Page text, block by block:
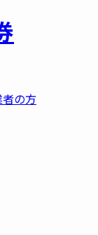
者の方